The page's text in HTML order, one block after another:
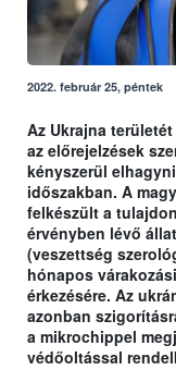
2022. február 25, péntek
Az Ukrajna
az előrejelzések
kényszerül
időszakban. A
felkészült a
érvényben lévő
(veszettség
hónapos
érkezésére. Az
azonban
a mikrochippel
védőoltással